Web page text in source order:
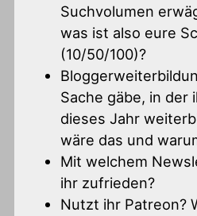
Suchvolumen
was ist also eure
(10/50/100)?
Sache gäbe, in der
dieses Jahr
wäre das und
Mit welchem
ihr zufrieden?
Nutzt ihr Patreon?